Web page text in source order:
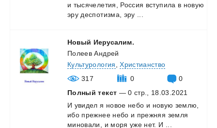
и тысячелетия, Россия вступила в новую
эру деспотизма, эру
Новый Иерусалим.
Полеев Андрей
Культурология ,Христианство
317
0
0
Полный текст — 0 стр., 18.03.2021
И увидел я новое небо и новую землю,
ибо прежнее небо и прежняя земля
миновали,
и моря уже нет. И